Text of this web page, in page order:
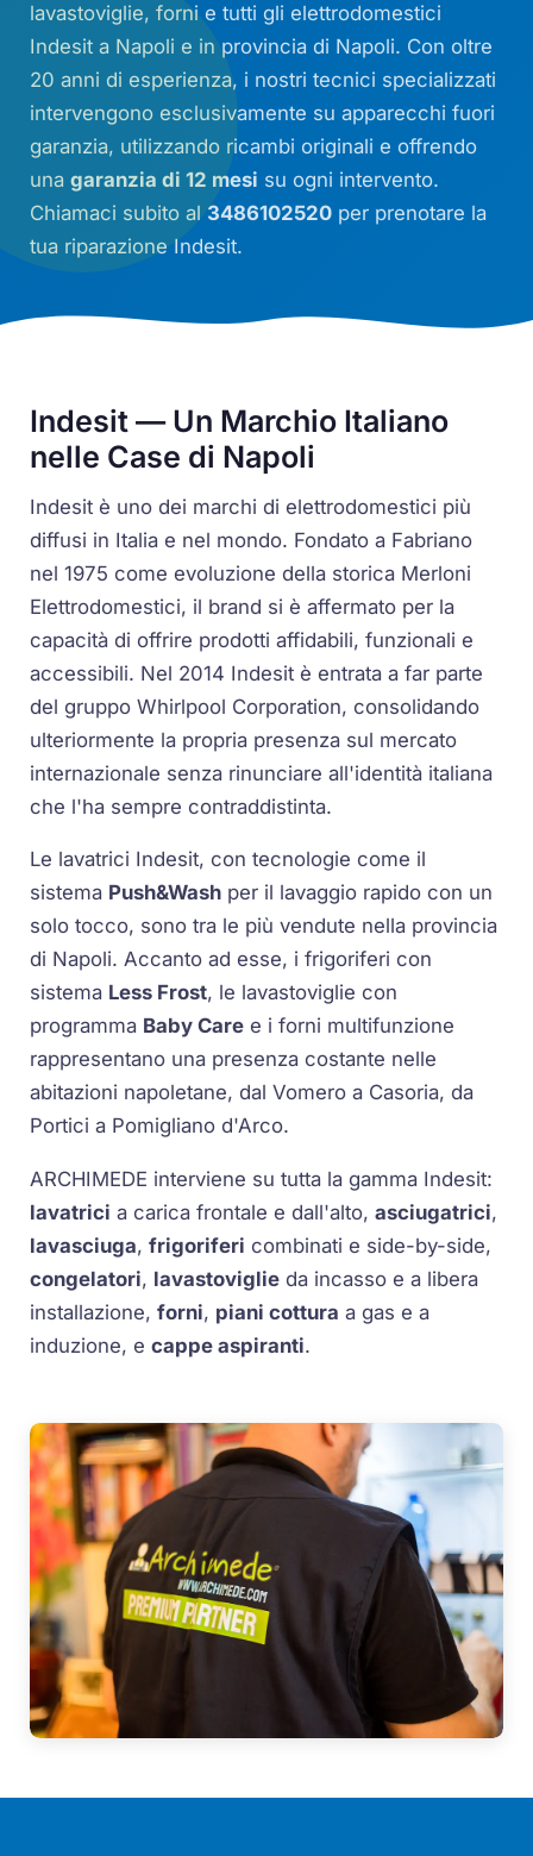
lavastoviglie, forni e tutti gli elettrodomestici
Indesit a Napoli e in provincia di Napoli. Con oltre
20 anni di esperienza, i nostri tecnici specializzati
intervengono esclusivamente su apparecchi fuori
garanzia, utilizzando ricambi originali e offrendo
unagaranzia di 12 mesi su ogni intervento.
Chiamaci subito al 3486102520 per prenotare la
tua riparazione Indesit.
Indesit — Un Marchio Italiano
nelle Case di Napoli
Indesit è uno dei marchi di elettrodomestici più
diffusi in Italia e nel mondo. Fondato a Fabriano
nel 1975 come evoluzione della storica Merloni
Elettrodomestici, il brand si è affermato per la
capacità di offrire prodotti affidabili, funzionali e
accessibili. Nel 2014 Indesit è entrata a far parte
del gruppo Whirlpool Corporation, consolidando
ulteriormente la propria presenza sul mercato
internazionale senza rinunciare all'identità italiana
che l'ha sempre contraddistinta.
Le lavatrici Indesit, con tecnologie come il
sistema Push&Wash per il lavaggio rapido con un
solo tocco, sono tra le più vendute nella provincia
di Napoli. Accanto ad esse, i frigoriferi con
sistema Less Frost, le lavastoviglie con
programma Baby Care e i forni multifunzione
rappresentano una presenza costante nelle
abitazioni napoletane, dal Vomero a Casoria, da
Portici a Pomigliano d'Arco.
ARCHIMEDE interviene su tutta la gamma Indesit:
lavatrici a carica frontale e dall'alto,asciugatrici,
lavasciuga,frigoriferi combinati e side-by-side,
congelatori, lavastoviglie da incasso e a libera
installazione,forni, piani cottura a gas e a
induzione, ecappe aspiranti.